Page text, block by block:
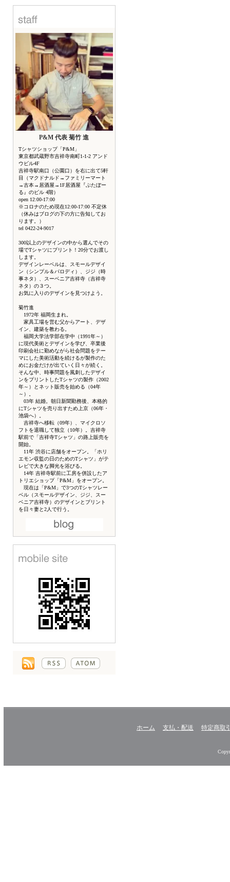
P&M 代表 菊竹 進
Tシャツショップ「P&M」
東京都武蔵野市吉祥寺南町1-1-2 アンド
ウビル4F
吉祥寺駅南口（公園口）を右に出て5軒
目（マクドナルド→ファミリーマート
→古本→居酒屋→1F居酒屋『ぶたぼー
る』のビル 4階）
open 12:00-17:00
※コロナのため現在12:00-17:00 不定休
（休みはブログの下の方に告知してお
ります。）
tel 0422-24-9017
300以上のデザインの中から選んでその
場でTシャツにプリント！20分でお渡し
します。
デザインレーベルは、スモールデザイ
ン（シンプル＆パロディ）、ジジ（時
事ネタ）、スーベニア吉祥寺（吉祥寺
ネタ）の３つ。
お気に入りのデザインを見つけよう。
菊竹進
1972年 福岡生まれ。
家具工場を営む父からアート、デザ
イン、建築を教わる。
福岡大学法学部在学中（1991年～）
に現代美術とデザインを学び、卒業後
印刷会社に勤めながら社会問題をテー
マにした美術活動を続けるが製作のた
めにお金だけが出ていく日々が続く。
そんな中、時事問題を風刺したデザイ
ンをプリントしたTシャツの製作（2002
年～）とネット販売を始める（04年
～）。
03年 結婚。朝日新聞勤務後、本格的
にTシャツを売り出すため上京（06年・
池袋へ）。
吉祥寺へ移転（09年）、マイクロソ
フトを退職して独立（10年）。吉祥寺
駅前で「吉祥寺Tシャツ」の路上販売を
開始。
11年 渋谷に店舗をオープン。「ホリ
エモン収監の日のためのTシャツ」がテ
レビで大きな脚光を浴びる。
14年 吉祥寺駅前に工房を併設したア
トリエショップ「P&M」をオープン。
現在は「P&M」で3つのTシャツレー
ベル（スモールデザイン、ジジ、スー
ベニア吉祥寺）のデザインとプリント
を日々妻と2人で行う。
ホーム 支払・配送 特定商取